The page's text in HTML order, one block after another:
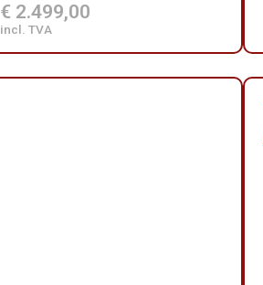
€ 2.499,00
incl. TVA